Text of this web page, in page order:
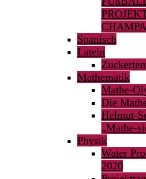
Spanisch
Latein
Mathematik
Mathe-
Die
Helmut-
„Mathe-
Physik
Water
2020